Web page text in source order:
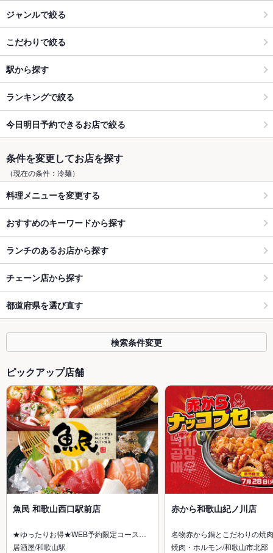
ジャンルで絞る
こだわりで絞る
駅から探す
ランキングで絞る
今日明日予約できるお店で絞る
条件を変更してお店を探す
（現在の条件：冷麺）
料理メニューを変更する
おすすめのキーワードから探す
ランチのあるお店から探す
チェーン店から探す
都道府県を選び直す
検索条件変更
ピックアップ店舗
魚民 和歌山西口駅前店
★ゆったりお得★WEB予約限定コース…
居酒屋/和歌山駅
赤から和歌山紀ノ川店
名物赤から鍋とこだわりの焼
焼肉・ホルモン/和歌山市北部